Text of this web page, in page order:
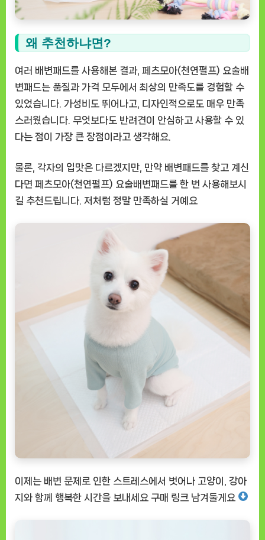
왜 추천하냐면?
여러 배변패드를 사용해본 결과, 페츠모아(천연펄프) 요술배
변패드는 품질과 가격 모두에서 최상의 만족도를 경험할 수
있었습니다. 가성비도 뛰어나고, 디자인적으로도 매우 만족
스러웠습니다. 무엇보다도 반려견이 안심하고 사용할 수 있
다는 점이 가장 큰 장점이라고 생각해요.
물론, 각자의 입맛은 다르겠지만, 만약 배변패드를 찾고 계신
다면 페츠모아(천연펄프) 요술배변패드를 한 번 사용해보시
길 추천드립니다. 저처럼 정말 만족하실 거예요
이제는 배변 문제로 인한 스트레스에서 벗어나 고양이, 강아
지와 함께 행복한 시간을 보내세요 구매 링크 남겨둘게요